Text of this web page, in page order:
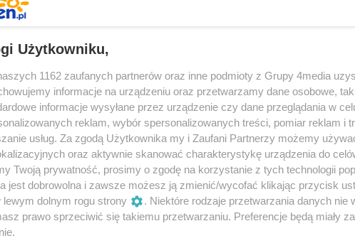
Użytkowniku,
1162 zaufanych partnerów oraz inne podmioty z Grupy 4media
informacje na urządzeniu oraz przetwarzamy dane osobowe,
informacje wysyłane przez urządzenie czy dane przeglądania w
reklam, wybór spersonalizowanych treści, pomiar reklam i
usług. Za zgodą Użytkownika my i Zaufani Partnerzy możemy
oraz aktywnie skanować charakterystykę urządzenia do
Twoją prywatność, prosimy o zgodę na korzystanie z tych technologii
jest dobrowolna i zawsze możesz ją zmienić/wycofać klikając przycisk
lewym dolnym rogu strony
. Niektóre rodzaje przetwarzania danych nie
prawo sprzeciwić się takiemu przetwarzaniu. Preferencje będą miały